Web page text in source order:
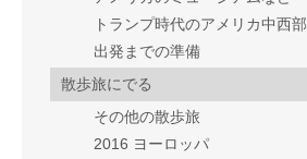
トランプ時代のアメリカ中西部
出発までの準備
散歩旅にでる
その他の散歩旅
2016 ヨーロッパ